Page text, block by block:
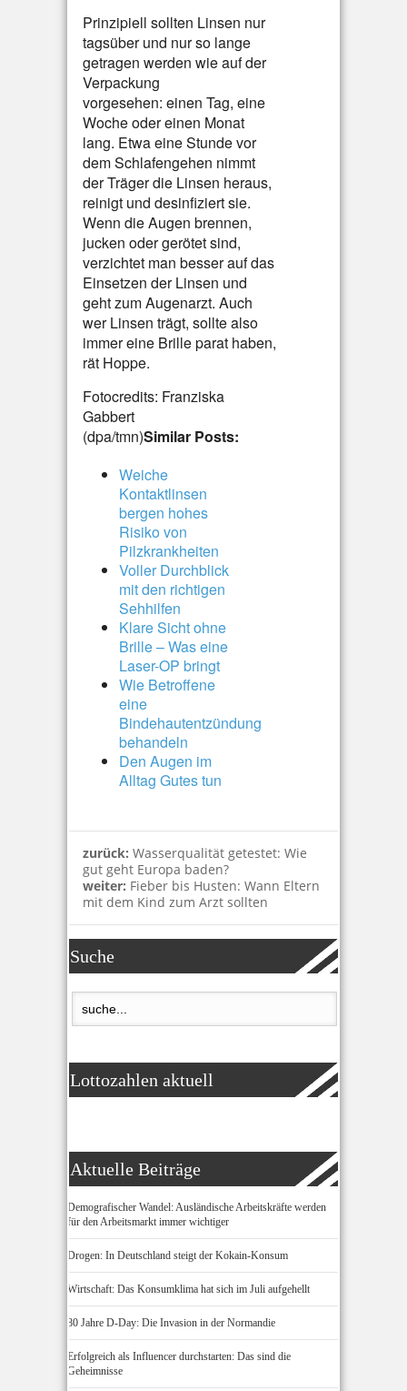
Prinzipiell sollten Linsen nur
tagsüber und nur so lange
getragen werden wie auf der
Verpackung
vorgesehen: einen Tag, eine
Woche oder einen Monat
lang. Etwa eine Stunde vor
dem Schlafengehen nimmt
der Träger die Linsen heraus,
reinigt und desinfiziert sie.
Wenn die Augen brennen,
jucken oder gerötet sind,
verzichtet man besser auf das
Einsetzen der Linsen und
geht zum Augenarzt. Auch
wer Linsen trägt, sollte also
immer eine Brille parat haben,
rät Hoppe.
Fotocredits: Franziska
Gabbert
(dpa/tmn)Similar Posts:
Weiche
Kontaktlinsen
bergen hohes
Risiko von
Pilzkrankheiten
Voller Durchblick
mit den richtigen
Sehhilfen
Klare Sicht ohne
Brille – Was eine
Laser-OP bringt
Wie Betroffene
eine
Bindehautentzündung
behandeln
Den Augen im
Alltag Gutes tun
zurück: Wasserqualität getestet: Wie
gut geht Europa baden?
weiter: Fieber bis Husten: Wann Eltern
mit dem Kind zum Arzt sollten
Suche
Lottozahlen aktuell
Aktuelle Beiträge
Demografischer Wandel: Ausländische Arbeitskräfte werden
für den Arbeitsmarkt immer wichtiger
Drogen: In Deutschland steigt der Kokain-Konsum
Wirtschaft: Das Konsumklima hat sich im Juli aufgehellt
80 Jahre D-Day: Die Invasion in der Normandie
Erfolgreich als Influencer durchstarten: Das sind die
Geheimnisse